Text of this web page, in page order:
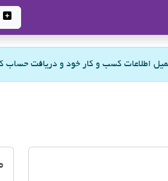
اطلاعات کسب و کار خود و دریافت حساب